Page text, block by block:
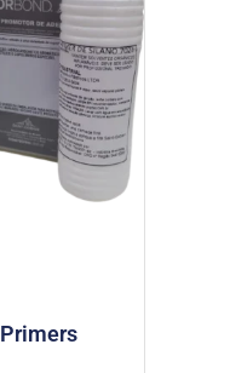
Primers